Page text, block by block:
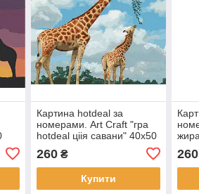
Картина hotdeal за
номерами. Art Craft "гра
hotdeal ціія савани" 40х50
260₴
Купити
260